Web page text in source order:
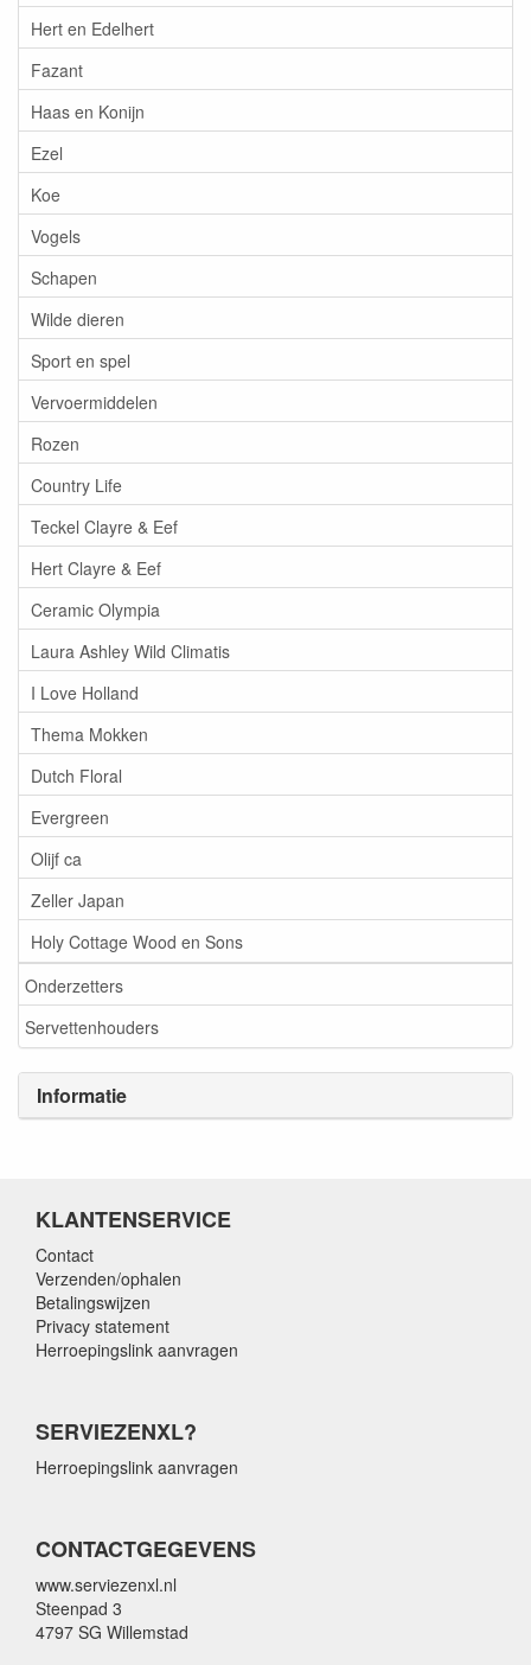
Hert en Edelhert
Fazant
Haas en Konijn
Ezel
Koe
Vogels
Schapen
Wilde dieren
Sport en spel
Vervoermiddelen
Rozen
Country Life
Teckel Clayre & Eef
Hert Clayre & Eef
Ceramic Olympia
Laura Ashley Wild Climatis
I Love Holland
Thema Mokken
Dutch Floral
Evergreen
Olijf ca
Zeller Japan
Holy Cottage Wood en Sons
Onderzetters
Servettenhouders
Informatie
KLANTENSERVICE
Contact
Verzenden/ophalen
Betalingswijzen
Privacy statement
Herroepingslink aanvragen
SERVIEZENXL?
Herroepingslink aanvragen
CONTACTGEGEVENS
www.serviezenxl.nl
Steenpad 3
4797 SG Willemstad